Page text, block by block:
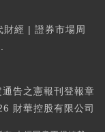
財經 | 證券市場周
告之憲報刊登報章
財華控股有限公司